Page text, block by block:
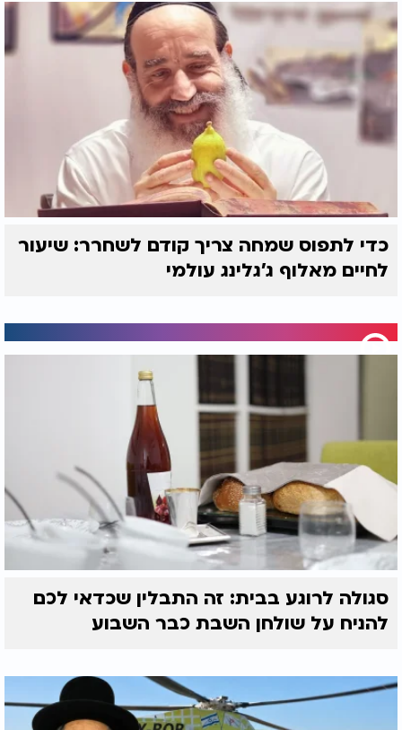
כדי לתפוס שמחה צריך קודם לשחרר: שיעור
לחיים מאלוף ג'גלינג עולמי
סגולה לרוגע בבית: זה התבלין שכדאי לכם
להניח על שולחן השבת כבר השבוע